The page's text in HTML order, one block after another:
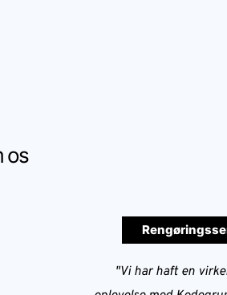
os
"Vi har haft en